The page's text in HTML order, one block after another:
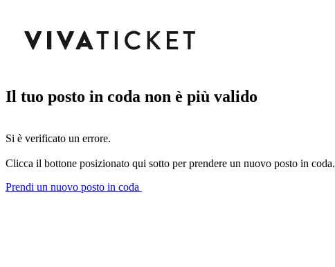
Il tuo posto in coda non è più valido
Si è verificato un errore.
Clicca il bottone posizionato qui sotto per prendere un nuovo posto in coda.
Prendi un nuovo posto in coda